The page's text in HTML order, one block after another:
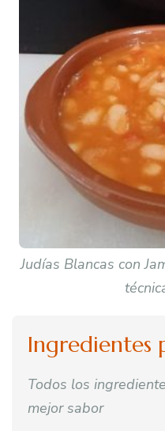
Judías Blancas con
Ingredientes
Todos los
mejor sabor